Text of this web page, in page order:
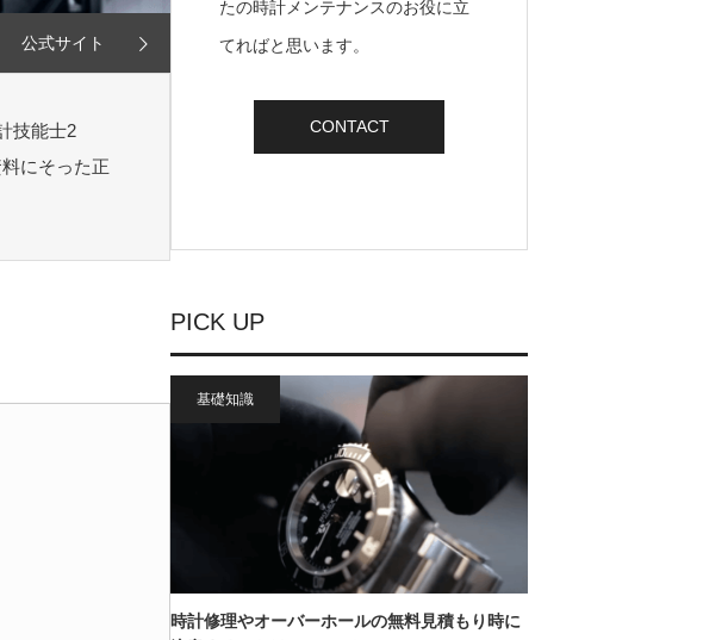
公式サイト
技能士2
にそった正
たの時計メンテナンスのお役に立
てればと思います。
CONTACT
PICK UP
基礎知識
時計修理やオーバーホールの無料見積もり時に